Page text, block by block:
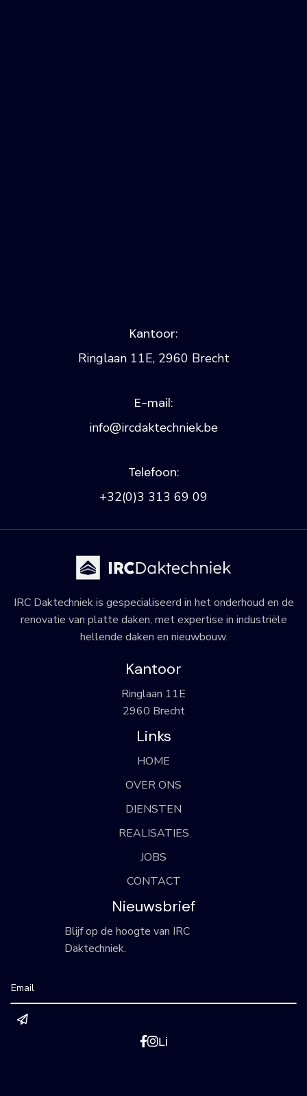
Kantoor:
Ringlaan 11E, 2960 Brecht
E-mail:
info@ircdaktechniek.be
Telefoon:
+32(0)3 313 69 09
IRC Daktechniek is gespecialiseerd in het onderhoud en de
renovatie van platte daken, met expertise in industriële
hellende daken en nieuwbouw.
Kantoor
Ringlaan 11E
2960 Brecht
Links
HOME
OVER ONS
DIENSTEN
REALISATIES
JOBS
CONTACT
Nieuwsbrief
Blijf op de hoogte van IRC
Daktechniek.
Li